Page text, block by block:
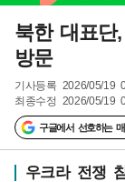
북한 대표단
방문
기사등록 2026/05/19
최종수정 2026/05/19
구글에서 선호하는
우크라 전쟁